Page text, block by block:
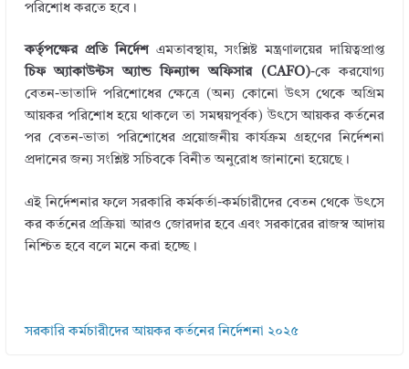
পরিশোধ করতে হবে।
কর্তৃপক্ষের প্রতি নির্দেশএমতাবস্থায়, সংশ্লিষ্ট মন্ত্রণালয়ের দায়িত্বপ্রাপ্ত
চিফ অ্যাকাউন্টস অ্যান্ড ফিন্যান্স অফিসার (CAFO)-কে করযোগ্য
বেতন-ভাতাদি পরিশোধের ক্ষেত্রে (অন্য কোনো উৎস থেকে অগ্রিম
আয়কর পরিশোধ হয়ে থাকলে তা সমন্বয়পূর্বক) উৎসে আয়কর কর্তনের
পর বেতন-ভাতা পরিশোধের প্রয়োজনীয় কার্যক্রম গ্রহণের নির্দেশনা
প্রদানের জন্য সংশ্লিষ্ট সচিবকে বিনীত অনুরোধ জানানো হয়েছে।
এই নির্দেশনার ফলে সরকারি কর্মকর্তা-কর্মচারীদের বেতন থেকে উৎসে
কর কর্তনের প্রক্রিয়া আরও জোরদার হবে এবং সরকারের রাজস্ব আদায়
নিশ্চিত হবে বলে মনে করা হচ্ছে।
সরকারি কর্মচারীদের আয়কর কর্তনের নির্দেশনা ২০২৫
← Previous
Next →